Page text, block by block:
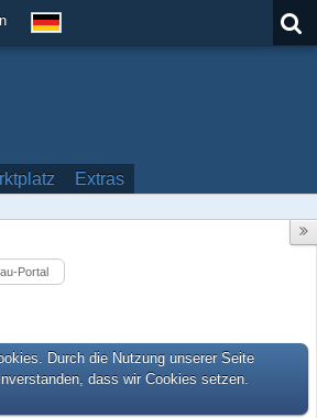
Extras
Portal
Durch die Nutzung unserer Seite
dass wir Cookies setzen.